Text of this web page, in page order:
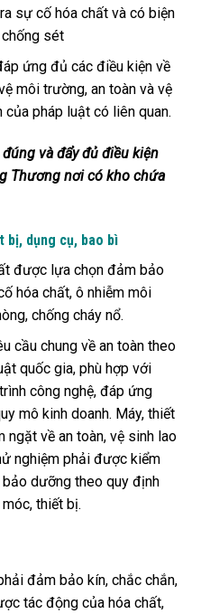
sự cố hóa chất và có biện
sét
ứng đủ các điều kiện về
môi trường, an toàn và vệ
pháp luật có liên quan.
và đẩy đủ điều kiện
Thương nơi có kho chứa
bị, dụng cụ, bao bì
được lựa chọn đảm bảo
hóa chất, ô nhiễm môi
chống cháy nổ.
cầu chung về an toàn theo
quốc gia, phù hợp với
công nghệ, đáp ứng
mô kinh doanh. Máy, thiết
ngặt về an toàn, vệ sinh lao
nghiệm phải được kiểm
bảo dưỡng theo quy định
thiết bị.
đảm bảo kín, chắc chắn,
tác động của hóa chất,